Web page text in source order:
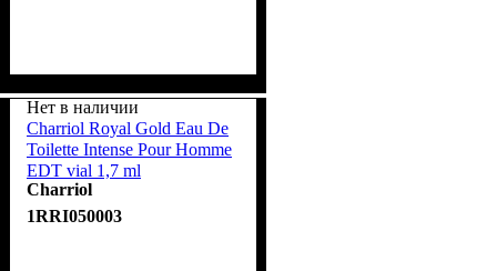
Нет в наличии
Charriol Royal Gold Eau De
Toilette Intense Pour Homme
EDT vial 1,7 ml
Charriol
1RRI050003